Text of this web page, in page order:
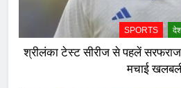
SPORTS
श्रीलंका टेस्ट सीरीज से पहलें
मचाई